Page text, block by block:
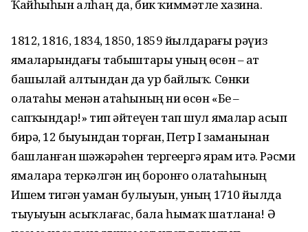
Ҡайһыһын алһаң да, бик ҡиммәтле хазина.
1812, 1816, 1834, 1850, 1859 йылдарҙағы рәүиз
яҙмаларындағы табыштары уның өсөн – ат
башылай алтындан да ҙур байлыҡ. Сөнки
олатаһы менән атаһының ни өсөн «Беҙ –
сапҡындар!» тип әйтеүен тап шул яҙмалар асып
бирә, 12 быуындан торған, Петр I заманынан
башланған шәжәрәһен тергеҙергә ярҙам итә. Рәсми
яҙмаларҙа теркәлгән иң боронғо олатаһының
Ишем тигән уҙаман булыуын, уның 1710 йылда
тыуыуын асыҡлағас, бала һымаҡ шатлана! Ә